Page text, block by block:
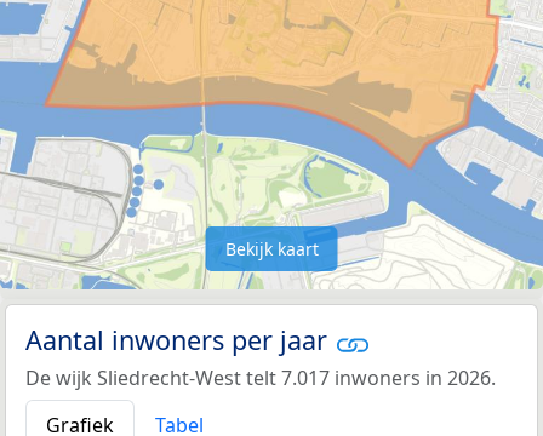
Bekijk kaart
Aantal inwoners per jaar
De wijk Sliedrecht-West telt 7.017 inwoners in 2026.
Grafiek
Tabel